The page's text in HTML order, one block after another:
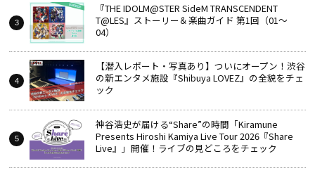
『THE IDOLM@STER SideM TRANSCENDENT
T@LES』ストーリー＆楽曲ガイド 第1回（01～
04）
【潜入レポート・写真あり】ついにオープン！渋谷
の新エンタメ施設『Shibuya LOVEZ』の全貌をチェ
ック
神谷浩史が届ける“Share”の時間――「Kiramune
Presents Hiroshi Kamiya Live Tour 2026『Share
Live』」開催！ライブの見どころをチェック